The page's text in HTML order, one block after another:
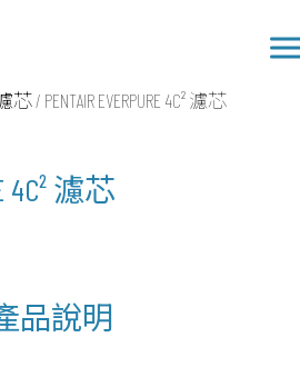
芯/ PENTAIR EVERPURE 4C² 濾芯
4C² 濾芯
品說明